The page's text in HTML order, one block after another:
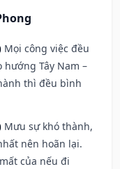
Mọi công việc đều
Tây Nam –
thì đều bình
Mưu sự khó thành,
nên hoãn lại.
của nếu đi